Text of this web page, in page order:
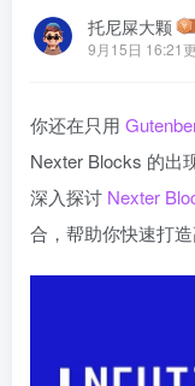
托尼屎大颗
9月15日 16:21
你还在只用
Nexter Blocks 的出
深入探讨 Nexter
合，帮助你快速打